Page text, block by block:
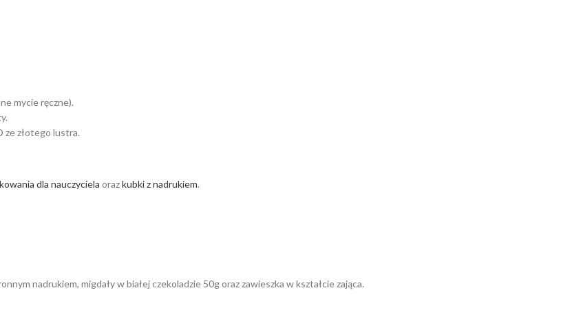
mycie ręczne).
ze złotego lustra.
dla nauczyciela orazkubki z nadrukiem.
nadrukiem, migdały w białej czekoladzie 50g oraz zawieszka w kształcie zająca.